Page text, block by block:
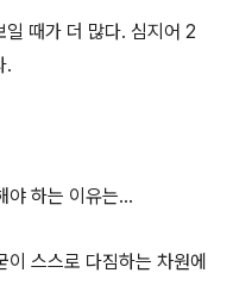
때가 더 많다. 심지어 2
.
야 하는 이유는...
스스로 다짐하는 차원에